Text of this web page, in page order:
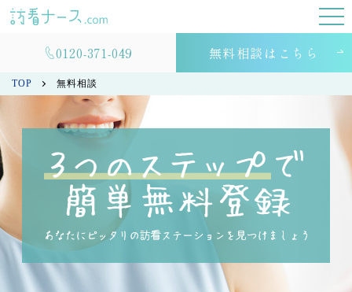
0120-371-049 無料相談はこちら
TOP 無料相談